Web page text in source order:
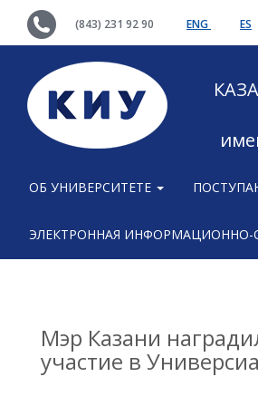
(843) 231 92 90 ENG ES
ОБ УНИВЕРСИТЕТЕ
ЭЛЕКТРОННАЯ ИНФОРМАЦИОННО-
Мэр Казани
участие в